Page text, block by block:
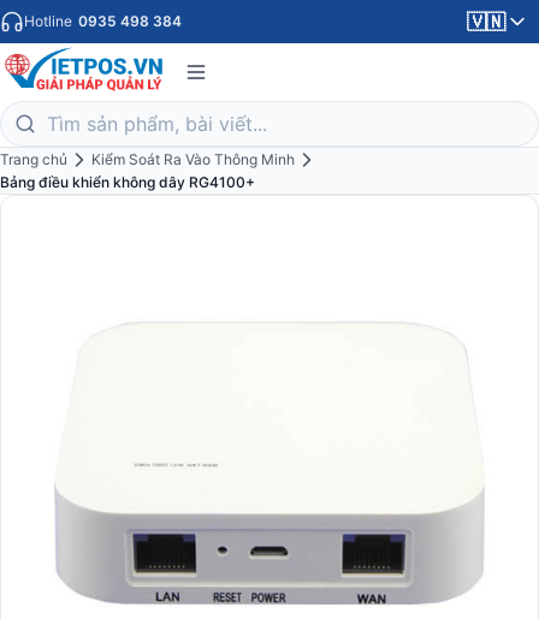
Hotline 0935 498 384 🇻🇳
Trang chủ
Kiểm Soát Ra Vào Thông Minh
Bảng điều khiển không dây RG4100+